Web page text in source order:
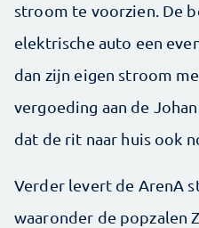
stroom te voorzien. De
elektrische auto een
dan zijn eigen stroom
vergoeding aan de
dat de rit naar huis ook
Verder levert de ArenA
waaronder de popzalen